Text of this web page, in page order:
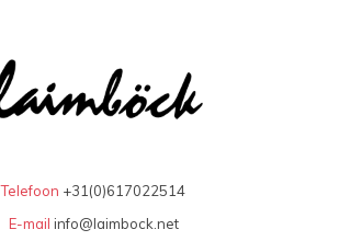
Telefoon +31(0)617022514
E-mail info@laimbock.net